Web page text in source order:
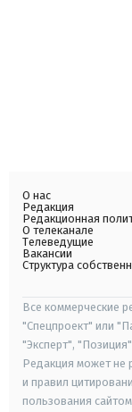
О нас
Редакция
Редакционная
О телеканале
Телеведущие
Вакансии
Структура
Все коммерческие
"Спецпроект" или
"Эксперт",
Редакция может не
и правил
пользования